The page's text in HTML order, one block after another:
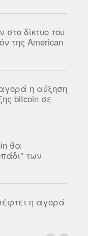
δίκτυο του
της American
η αύξηση
bitcoin σε
θα
των
η αγορά